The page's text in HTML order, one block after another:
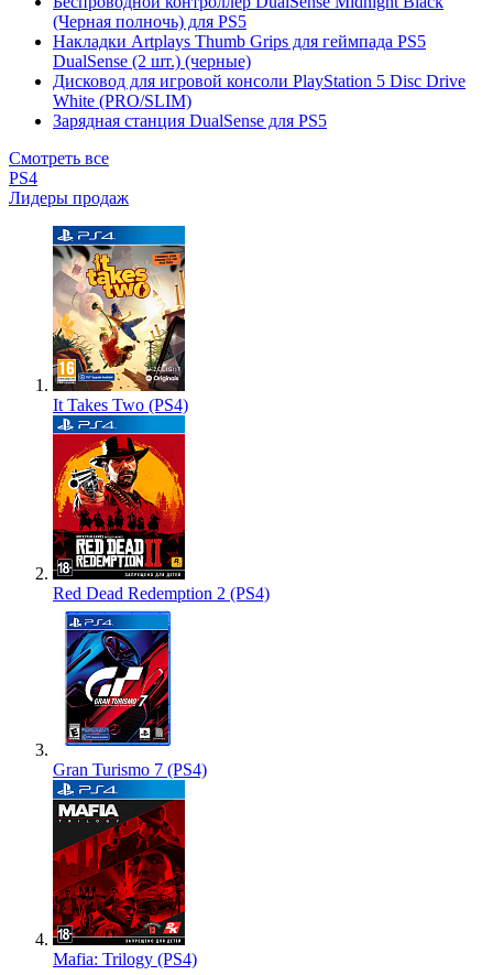
(Черная полночь) для PS5
Накладки Artplays Thumb Grips для геймпада PS5
DualSense (2 шт.) (черные)
Дисковод для игровой консоли PlayStation 5 Disc Drive
White (PRO/SLIM)
Зарядная станция DualSense для PS5
Смотреть все
PS4
Лидеры продаж
It Takes Two (PS4)
Red Dead Redemption 2 (PS4)
Gran Turismo 7 (PS4)
Mafia: Trilogy (PS4)